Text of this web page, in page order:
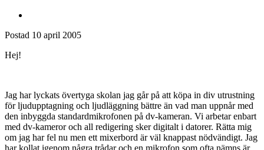
Postad 10 april 2005
Hej!
Jag har lyckats övertyga skolan jag går på att köpa in div utrustning
för ljudupptagning och ljudläggning bättre än vad man uppnår med
den inbyggda standardmikrofonen på dv-kameran. Vi arbetar enbart
med dv-kameror och all redigering sker digitalt i datorer. Rätta mig
om jag har fel nu men ett mixerbord är väl knappast nödvändigt. Jag
har kollat igenom några trådar och en mikrofon som ofta nämns är